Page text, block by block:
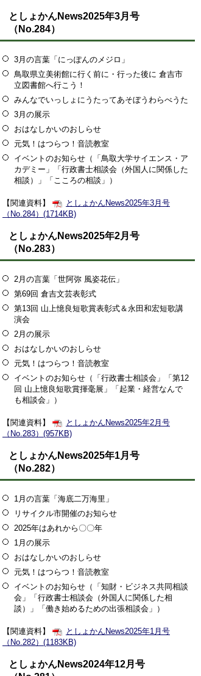
としょかんNews2025年3月号
（No.284）
3月の言葉「にっぽんのメジロ」
鳥取県立美術館に行く前に・行った後に 倉吉市
立図書館へ行こう！
みんなでいっしょにうたってあそぼうわらべうた
3月の展示
おはなしかいのおしらせ
元気！はつらつ！音読教室
イベントのお知らせ（「鳥取大学サイエンス・ア
カデミー」「行政書士相談会（外国人に関係した
相談）」「こころの相談」）
【関連資料】
としょかんNews2025年3月号
（No.284）(1714KB)
としょかんNews2025年2月号
（No.283）
2月の言葉「世阿弥 風姿花伝」
第69回 倉吉文芸表彰式
第13回 山上憶良短歌賞表彰式＆永田和宏短歌講
演会
2月の展示
おはなしかいのおしらせ
元気！はつらつ！音読教室
イベントのお知らせ（「行政書士相談会」「第12
回 山上憶良短歌賞揮毫展」「起業・経営なんで
も相談会」）
【関連資料】
としょかんNews2025年2月号
（No.283）(957KB)
としょかんNews2025年1月号
（No.282）
1月の言葉「海底二万海里」
リサイクル市開催のお知らせ
2025年はあれから〇〇年
1月の展示
おはなしかいのおしらせ
元気！はつらつ！音読教室
イベントのお知らせ（「知財・ビジネス共同相談
会」「行政書士相談会（外国人に関係した相
談）」「働き始めるための出張相談会」）
【関連資料】
としょかんNews2025年1月号
（No.282）(1183KB)
としょかんNews2024年12月号